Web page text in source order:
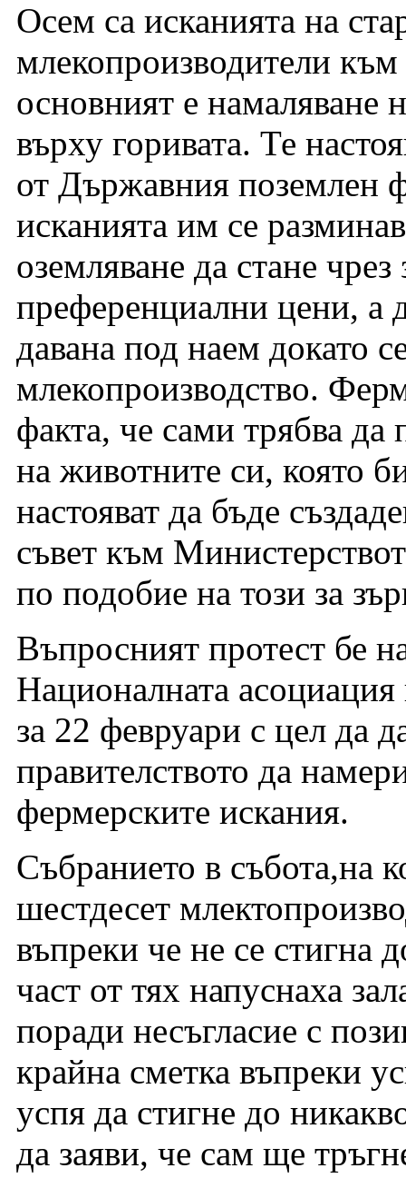
Осем са исканията на
млекопроизводители към
основният е намаляване
върху горивата. Те
от Държавния поземлен
исканията им се
оземляване да стане
преференциални цени, а
давана под наем докато
млекопроизводство.
факта, че сами трябва
на животните си, която
настояват да бъде
съвет към
по подобие на този за
Въпросният протест бе
Националната
за 22 февруари с цел да
правителството да
фермерските искания.
Събранието в събота,на
шестдесет
въпреки че не се стигна
част от тях напуснаха
поради несъгласие с
крайна сметка въпреки
успя да стигне до
да заяви, че сам ще